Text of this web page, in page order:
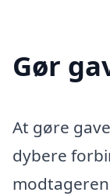
Gør
At gøre
dybere